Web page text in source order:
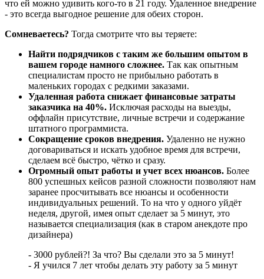
что ей можно удивить кого-то в 21 году. Удаленное внедрение
- это всегда выгодное решение для обеих сторон.
Сомневаетесь? Тогда смотрите что вы теряете:
Найти подрядчиков с таким же большим опытом в
вашем городе намного сложнее. Так как опытным
специалистам просто не прибыльно работать в
маленьких городах с редкими заказами.
Удаленная работа снижает финансовые затраты
заказчика на 40%. Исключая расходы на выезды,
оффлайн присутствие, личные встречи и содержание
штатного программиста.
Сокращение сроков внедрения. Удаленно не нужно
договариваться и искать удобное время для встречи,
сделаем всё быстро, чётко и сразу.
Огромный опыт работы и учет всех нюансов. Более
800 успешных кейсов разной сложности позволяют нам
заранее просчитывать все нюансы и особенности
индивидуальных решений. То на что у одного уйдёт
неделя, другой, имея опыт сделает за 5 минут, это
называется специализация (как в старом анекдоте про
дизайнера)
- 3000 рублей?! За что? Вы сделали это за 5 минут!
- Я учился 7 лет чтобы делать эту работу за 5 минут